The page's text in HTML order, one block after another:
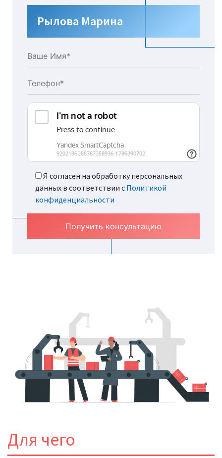
Рылова Марина
Я согласен на обработку персональных
данных в соответствии с Политикой
конфиденциальности
Для чего